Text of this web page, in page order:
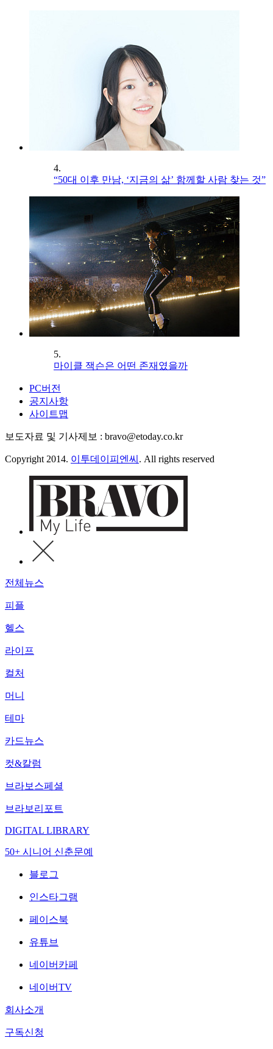
4.
“50대 이후 만남, ‘지금의 삶’ 함께할 사람 찾는 것”
5.
마이클 잭슨은 어떤 존재였을까
PC버전
공지사항
사이트맵
보도자료 및 기사제보 : bravo@etoday.co.kr
Copyright 2014. 이투데이피엔씨 . All rights reserved
전체뉴스
피플
헬스
라이프
컬처
머니
테마
카드뉴스
컷&칼럼
브라보스페셜
브라보리포트
DIGITAL LIBRARY
50+ 시니어 신춘문예
블로그
인스타그램
페이스북
유튜브
네이버카페
네이버TV
회사소개
구독신청